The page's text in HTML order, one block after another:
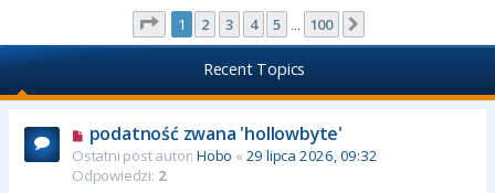
Strona z100
1 2 3 4 5 100
Recent Topics
podatność zwana 'hollowbyte'
Ostatni post autor: Hobo « 29 lipca 2026, 09:32
Odpowiedzi: 2